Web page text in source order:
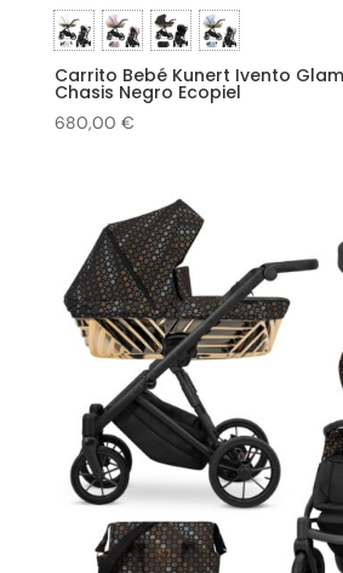
Carrito Bebé Kunert Ivento
Chasis Negro Ecopiel
680,00 €